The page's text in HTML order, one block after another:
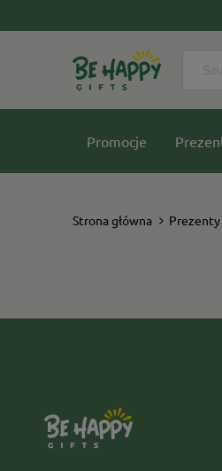
Promocje
Strona główna